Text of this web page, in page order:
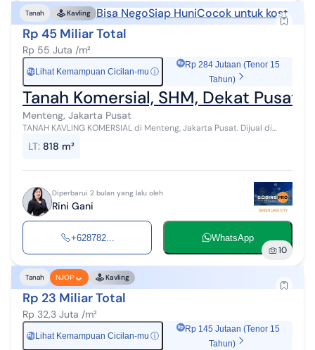
Tanah Kavling Bisa NegoSiap HuniCocok untuk kost
Rp 45 Miliar Total
Rp 55 Juta /m²
Rp Lihat Kemampuan Cicilan-mu ⓘ
Rp 284 Jutaan (Tenor 15
Tahun)
Tanah Komersial, SHM, Dekat Pusat
Menteng, Jakarta Pusat
TANAH KAVLING KOMERSIAL di Menteng, Jakarta Pusat. Dijual di
LUAS TANAH : 818 M2 ...
LT: 818 m²
Diperbarui 2 bulan yang lalu oleh
Rini Gani
+628782... WhatsApp
10
Tanah NJOP Kavling
Rp 23 Miliar Total
Rp 32,3 Juta /m²
Rp Lihat Kemampuan Cicilan-mu ⓘ
Rp 145 Jutaan (Tenor 15
Tahun)